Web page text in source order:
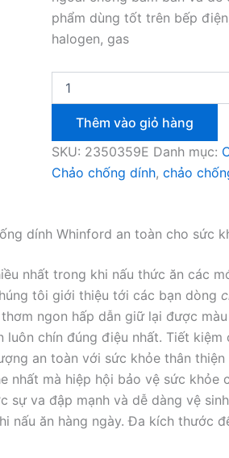
phẩm dùng tốt trên bếp
halogen, gas
chống
Elmich
Mercury
23503xxx
số
Thêm vào giỏ hàng
SKU: 2350359E Danh mục:
Chảo chống dính, chảo
dính Whinford an toàn cho sức
nhất trong khi nấu thức ăn các
tôi giới thiệu tới các bạn dòng
ngon hấp dẫn giữ lại được
chín đúng điệu nhất. Tiết kiệm
an toàn với sức khỏe thân
mà hiệp hội bảo vệ sức khỏe
va đập mạnh và dễ dàng vệ
nấu ăn hàng ngày. Đa kích thước